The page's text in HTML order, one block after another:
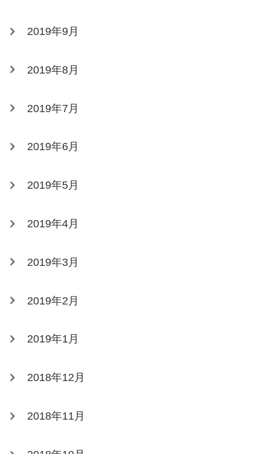
2019年9月
2019年8月
2019年7月
2019年6月
2019年5月
2019年4月
2019年3月
2019年2月
2019年1月
2018年12月
2018年11月